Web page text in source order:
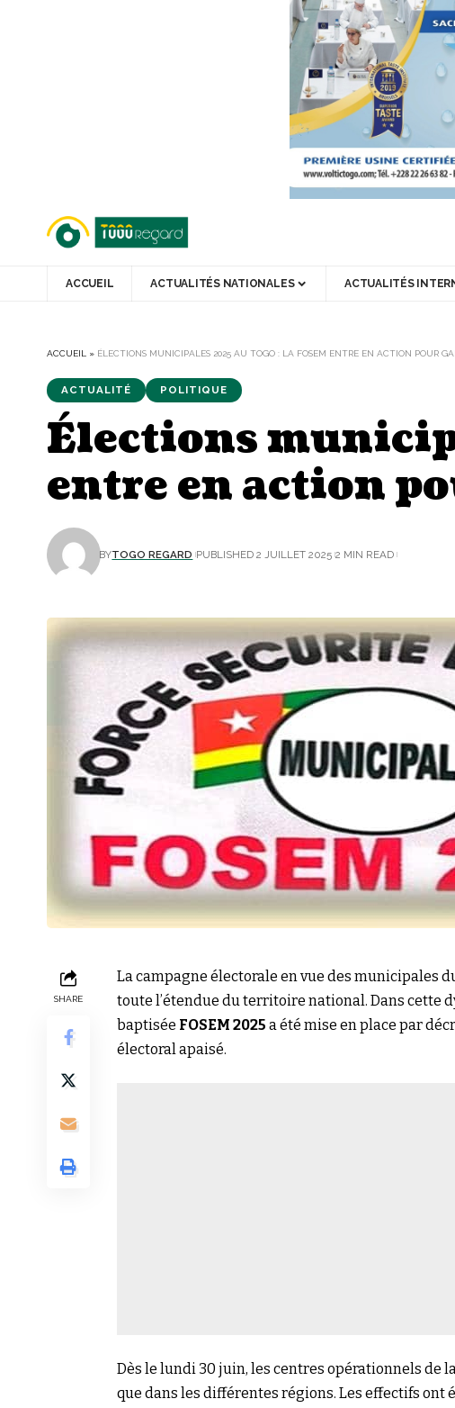
ACCUEIL ACTUALITÉS NATIONALES ACTUALITÉS
ACCUEIL » ÉLECTIONS MUNICIPALES 2025 AU TOGO : LA FOSEM ENTRE EN ACTION POUR
ACTUALITÉ POLITIQUE
Élections
entre en action
BYTOGO REGARD PUBLISHED 2 JUILLET 2025 2 MIN READ
SHARE
La campagne électorale en vue des municipales
toute l’étendue du territoire national. Dans cette
baptisée FOSEM 2025 a été mise en place par
électoral apaisé.
Dès le lundi 30 juin, les centres opérationnels de
que dans les différentes régions. Les effectifs